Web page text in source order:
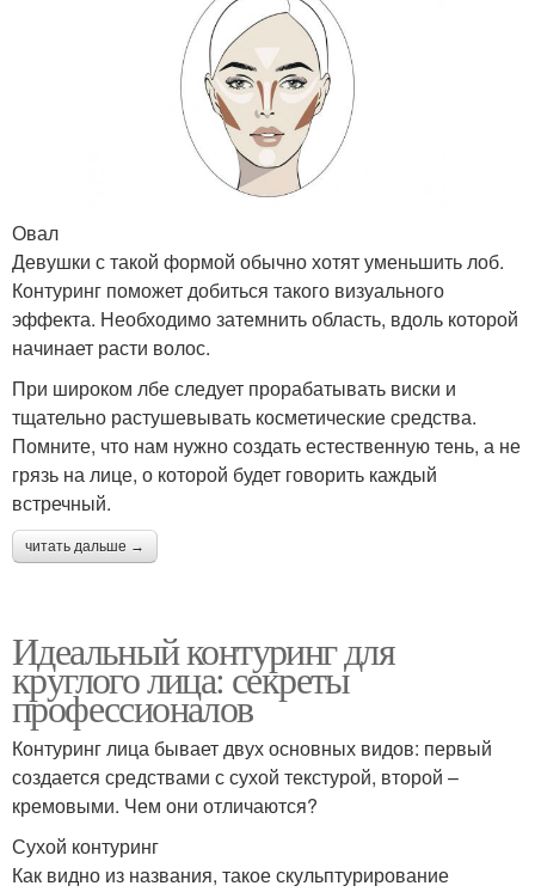
Овал
Девушки с такой формой обычно хотят уменьшить лоб.
Контуринг поможет добиться такого визуального
эффекта. Необходимо затемнить область, вдоль которой
начинает расти волос.
При широком лбе следует прорабатывать виски и
тщательно растушевывать косметические средства.
Помните, что нам нужно создать естественную тень, а не
грязь на лице, о которой будет говорить каждый
встречный.
читать дальше →
Идеальный контуринг для
круглого лица: секреты
профессионалов
Контуринг лица бывает двух основных видов: первый
создается средствами с сухой текстурой, второй –
кремовыми. Чем они отличаются?
Сухой контуринг
Как видно из названия, такое скульптурирование